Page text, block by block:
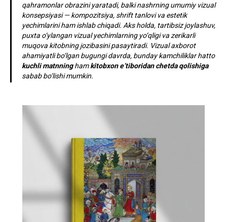
qahramonlar obrazini yaratadi, balki nashrning umumiy vizual
konsepsiyasi — kompozitsiya, shrift tanlovi va estetik
yechimlarini ham ishlab chiqadi. Aks holda, tartibsiz joylashuv,
puxta o‘ylangan vizual yechimlarning yo‘qligi va zerikarli
muqova kitobning jozibasini pasaytiradi. Vizual axborot
ahamiyatli bo‘lgan bugungi davrda, bunday kamchiliklar hatto
kuchli matnninghamkitobxon e’tiboridan chetda qolishiga
sabab bo‘lishi mumkin.